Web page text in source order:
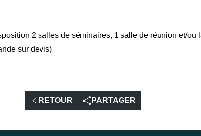
2 salles de séminaires, 1 salle de réunion et/ou
sur devis)
RETOUR PARTAGER